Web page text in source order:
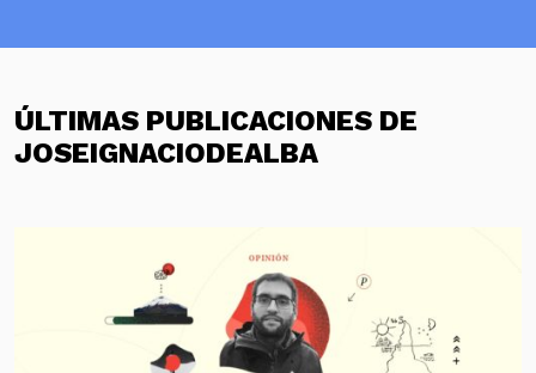
ÚLTIMAS PUBLICACIONES DE
JOSEIGNACIODEALBA